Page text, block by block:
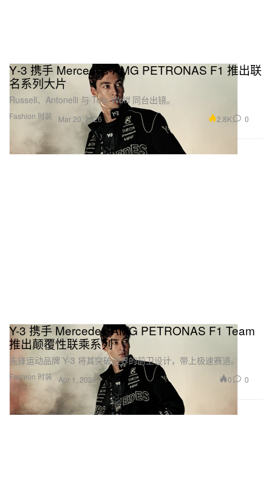
Fashion 时装
Y‑3 携手 Mercedes‑AMG PETRONAS F1 推出联
名系列大片
Russell、Antonelli 与 Toto Wolff 同台出镜。
Mar 20, 2026 2.8K 0
Fashion 时装
Y-3 携手 Mercedes-AMG PETRONAS F1 Team
推出颠覆性联乘系列
先锋运动品牌 Y-3 将其突破边界的前卫设计，带上极速赛道。
Apr 1, 2026 0 0